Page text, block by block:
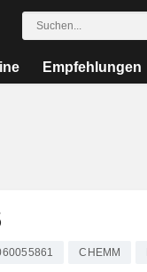
Empfehlungen
CHEMM